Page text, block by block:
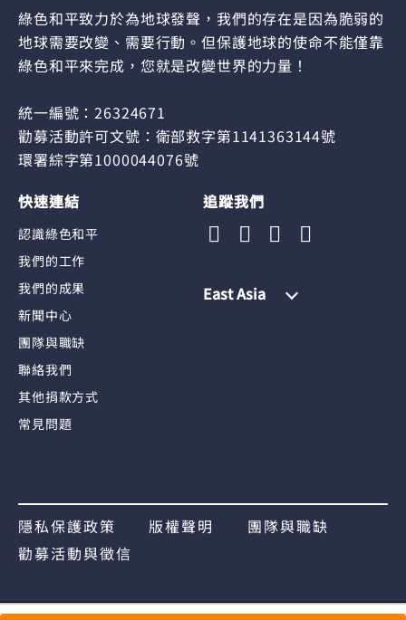
綠色和平致力於為地球發聲，我們的存在是因為脆弱的
地球需要改變、需要行動。但保護地球的使命不能僅靠
綠色和平來完成，您就是改變世界的力量！
統一編號：26324671
勸募活動許可文號：衛部救字第1141363144號
環署綜字第1000044076號
快速連結
認識綠色和平
我們的工作
我們的成果
新聞中心
團隊與職缺
聯絡我們
其他捐款方式
常見問題
追蹤我們
East Asia
隱私保護政策 版權聲明
團隊與職缺
勸募活動與徵信